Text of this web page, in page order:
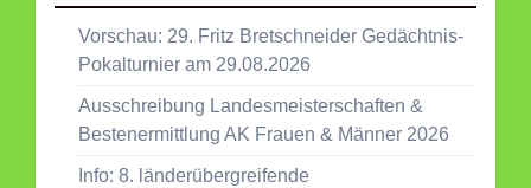
Vorschau: 29. Fritz Bretschneider Gedächtnis-
Pokalturnier am 29.08.2026
Ausschreibung Landesmeisterschaften &
Bestenermittlung AK Frauen & Männer 2026
Info: 8. länderübergreifende